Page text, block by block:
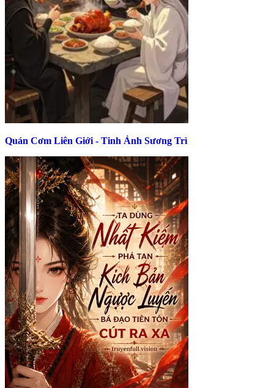
Quán Cơm Liên Giới - Tinh Ảnh Sương Trì